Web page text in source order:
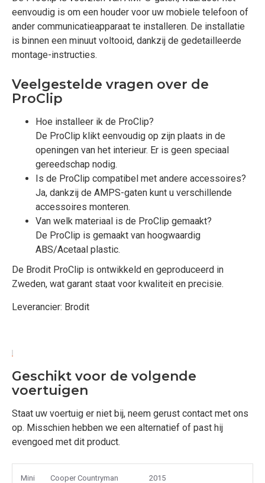
eenvoudig is om een houder voor uw mobiele telefoon of
ander communicatieapparaat te installeren. De installatie
is binnen een minuut voltooid, dankzij de gedetailleerde
montage-instructies.
Veelgestelde vragen over de
ProClip
Hoe installeer ik de ProClip?
De ProClip klikt eenvoudig op zijn plaats in de
openingen van het interieur. Er is geen speciaal
gereedschap nodig.
Is de ProClip compatibel met andere accessoires?
Ja, dankzij de AMPS-gaten kunt u verschillende
accessoires monteren.
Van welk materiaal is de ProClip gemaakt?
De ProClip is gemaakt van hoogwaardig
ABS/Acetaal plastic.
De Brodit ProClip is ontwikkeld en geproduceerd in
Zweden, wat garant staat voor kwaliteit en precisie.
Leverancier: Brodit
Geschikt voor de volgende
voertuigen
Staat uw voertuig er niet bij, neem gerust contact met ons
op. Misschien hebben we een alternatief of past hij
evengoed met dit product.
Mini Cooper Countryman 2015